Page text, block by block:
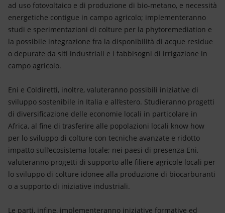
ad uso fotovoltaico e di produzione di bio-metano, e necessità
energetiche contigue in campo agricolo; implementeranno
studi e sperimentazioni di colture per la phytoremediation e
la possibile integrazione fra la disponibilità di acque residue
o depurate da siti industriali e i fabbisogni di irrigazione in
campo agricolo.
Eni e Coldiretti, inoltre, valuteranno possibili iniziative di
sviluppo sostenibile in Italia e all’estero. Studieranno progetti
di diversificazione delle economie locali in particolare in
Africa, al fine di trasferire alle popolazioni locali know how
per lo sviluppo di colture con tecniche avanzate e ridotto
impatto sull’ecosistema locale; nei paesi di presenza Eni,
valuteranno progetti di supporto alle filiere agricole locali per
lo sviluppo di colture idonee alla produzione di biocarburanti
o a supporto di iniziative industriali.
Le parti, infine, implementeranno iniziative formative ed